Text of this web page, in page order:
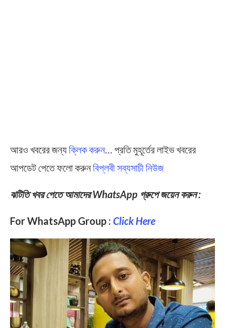
আরও খবরের জন্যক্লিক করুন … প্রতি মুহূর্তের লাইভ খবরের
আপডেট পেতে ফলো করুনবিপ্লবী সব্যসাচী নিউজ
ঝটিতি খবর পেতে আমাদের WhatsApp গ্রুপে জয়েন করুন :
For WhatsApp Group : Click Here